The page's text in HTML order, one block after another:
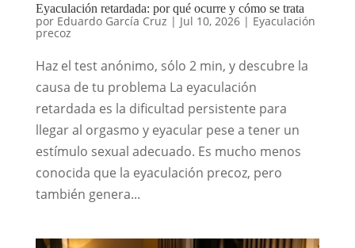
Eyaculación retardada: por qué ocurre y cómo se trata
por Eduardo García Cruz | Jul 10, 2026| Eyaculación
precoz
Haz el test anónimo, sólo 2 min, y descubre la
causa de tu problema La eyaculación
retardada es la dificultad persistente para
llegar al orgasmo y eyacular pese a tener un
estímulo sexual adecuado. Es mucho menos
conocida que la eyaculación precoz, pero
también genera...